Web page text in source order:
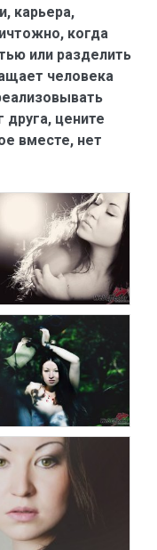
карьера,
когда
или разделить
человека
друга, цените
вместе, нет